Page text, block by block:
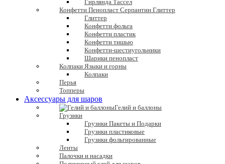
Гирлянда Тассел
Конфетти Пенопласт Серпантин Глиттер
Глиттер
Конфетти фольга
Конфетти пластик
Конфетти тишью
Конфетти-шестиугольники
Шарики пенопласт
Колпаки Языки и горны
Колпаки
Перья
Топперы
Аксессуары для шаров
Гелий и баллоны
Грузики
Грузики Пакеты и Подарки
Грузики пластиковые
Грузики фольгированные
Ленты
Палочки и насадки